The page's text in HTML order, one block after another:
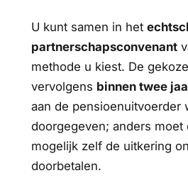
U kunt samen in het
partnerschapsconvenant
methode u kiest. De
vervolgens binnen twee
aan de pensioenuitvoerder
doorgegeven; anders moet
mogelijk zelf de uitkering
doorbetalen.